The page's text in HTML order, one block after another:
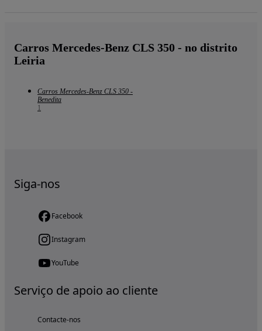
Carros Mercedes-Benz CLS 350 - no distrito
Leiria
Carros Mercedes-Benz CLS 350 -
Benedita
1
Siga-nos
Facebook
Instagram
YouTube
Serviço de apoio ao cliente
Contacte-nos